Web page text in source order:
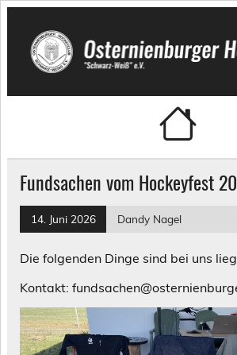
Skip
content
Osternienburger
Fundsachen vom Hockeyfest
14. Juni 2026 Dandy Nagel
Die folgenden Dinge sind bei uns
Kontakt: